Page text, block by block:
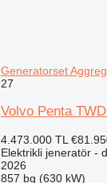
Generatorset
27
Volvo Penta
4.473.000 TL
Elektrikli jeneratör -
2026
857 bg (630 kW)